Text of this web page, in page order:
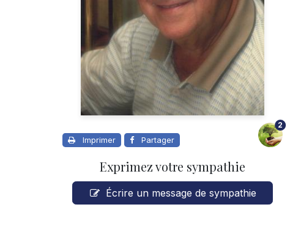
Imprimer Partager
2
Exprimez votre sympathie
Écrire un message de sympathie